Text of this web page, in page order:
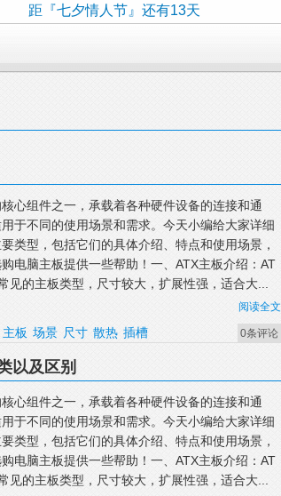
距『七夕情人节』还有13天
心组件之一，承载着各种硬件设备的连接和通
于不同的使用场景和需求。今天小编给大家详细
类型，包括它们的具体介绍、特点和使用场景，
电脑主板提供一些帮助！一、ATX主板介绍：AT
见的主板类型，尺寸较大，扩展性强，适合大...
阅读全文
0条评论
主板 场景 尺寸 散热 插槽
以及区别
心组件之一，承载着各种硬件设备的连接和通
于不同的使用场景和需求。今天小编给大家详细
类型，包括它们的具体介绍、特点和使用场景，
电脑主板提供一些帮助！一、ATX主板介绍：AT
见的主板类型，尺寸较大，扩展性强，适合大...